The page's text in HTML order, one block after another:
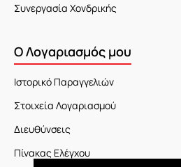
Συνεργασία Χονδρικής
Ο Λογαριασμός μου
Ιστορικό Παραγγελιών
Στοιχεία Λογαριασμού
Διευθύνσεις
Πίνακας Ελέγχου